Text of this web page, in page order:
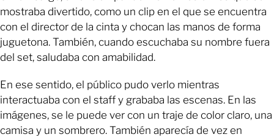
mostraba divertido, como un clip en el que se encuentra
con el director de la cinta y chocan las manos de forma
juguetona. También, cuando escuchaba su nombre fuera
del set, saludaba con amabilidad.
En ese sentido, el público pudo verlo mientras
interactuaba con el staff y grababa las escenas. En las
imágenes, se le puede ver con un traje de color claro, una
camisa y un sombrero. También aparecía de vez en